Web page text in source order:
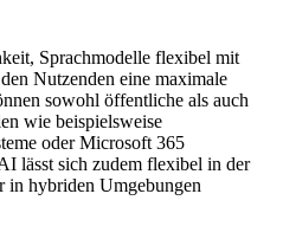
Sprachmodelle flexibel mit
Nutzenden eine maximale
sowohl öffentliche als auch
wie beispielsweise
oder Microsoft 365
lässt sich zudem flexibel in der
in hybriden Umgebungen